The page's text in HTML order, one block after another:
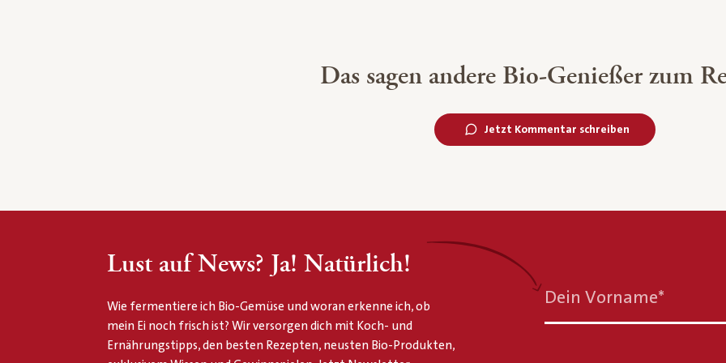
Das sagen andere Bio-Genießer zum
Jetzt Kommentar schreiben
Lust auf News? Ja! Natürlich!
Wie fermentiere ich Bio-Gemüse und woran erkenne ich, ob
mein Ei noch frisch ist? Wir versorgen dich mit Koch- und
Ernährungstipps, den besten Rezepten, neusten Bio-Produkten,
Dein Vorname*